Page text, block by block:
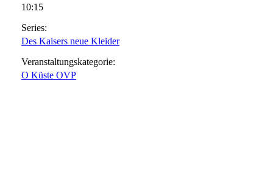
10:15
Series:
Des Kaisers neue Kleider
Veranstaltungskategorie:
O Küste OVP